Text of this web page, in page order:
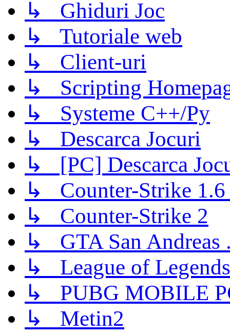
↳ Ghiduri Joc
↳ Tutoriale web
↳ Client-uri
↳ Scripting
↳ Systeme C++/Py
↳ Descarca Jocuri
↳ [PC] Descarca
↳ Counter-Strike 1.6
↳ Counter-Strike 2
↳ GTA San Andreas
↳ League of Legends
↳ PUBG MOBILE
↳ Metin2